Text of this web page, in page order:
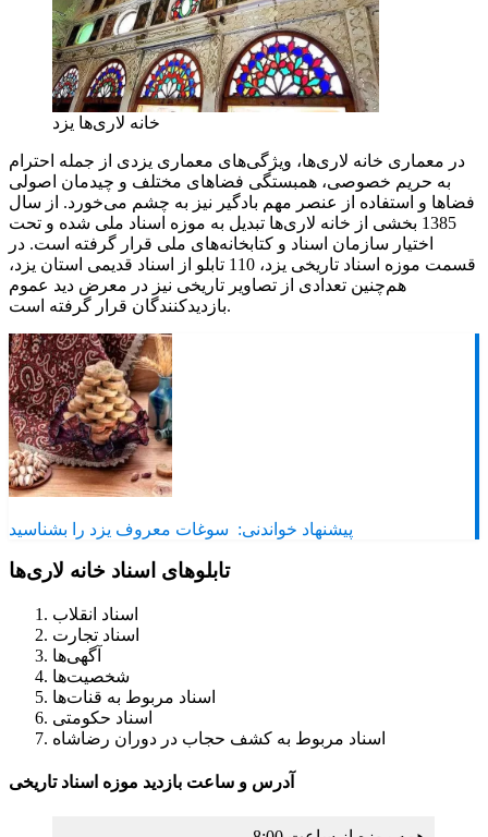
خانه لاری‌ها یزد
در معماری خانه لاری‌ها، ویژگی‌های معماری یزدی از جمله احترام
به حریم خصوصی، همبستگی فضاهای مختلف و چیدمان اصولی
فضاها و استفاده از عنصر مهم بادگیر نیز به چشم می‌خورد. از سال
1385 بخشی از خانه لاری‌ها تبدیل به موزه اسناد ملی شده و تحت
اختیار سازمان اسناد و کتابخانه‌های ملی قرار گرفته است. در
قسمت موزه اسناد تاریخی یزد، 110 تابلو از اسناد قدیمی استان یزد،
هم‌چنین تعدادی از تصاویر تاریخی نیز در معرض دید عموم
بازدیدکنندگان قرار گرفته است.
پیشنهاد خواندنی: سوغات معروف یزد را بشناسید
تابلوهای اسناد خانه لاری‌ها
اسناد انقلاب
اسناد تجارت
آگهی‌ها
شخصیت‌ها
اسناد مربوط به قنات‌ها
اسناد حکومتی
اسناد مربوط به کشف حجاب در دوران رضاشاه
آدرس و ساعت بازدید موزه اسناد تاریخی